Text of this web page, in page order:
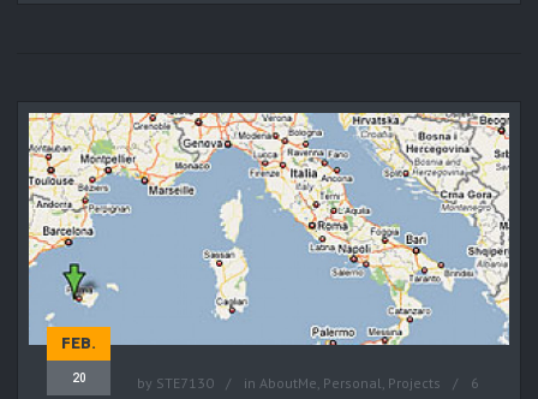
FEB.
20 by STE7130 in AboutMe Personal Projects
6